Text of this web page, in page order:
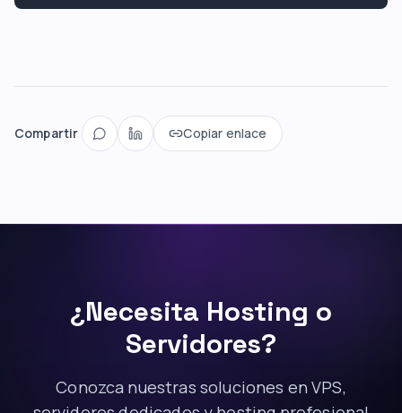
Compartir Copiar enlace
¿Necesita Hosting o
Servidores?
Conozca nuestras soluciones en VPS,